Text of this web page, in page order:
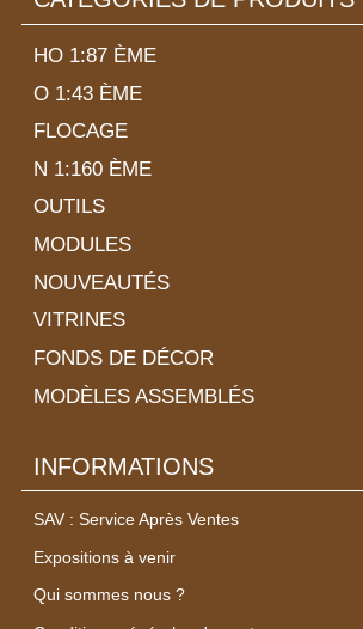
HO 1:87 ÈME
O 1:43 ÈME
FLOCAGE
N 1:160 ÈME
OUTILS
MODULES
NOUVEAUTÉS
VITRINES
FONDS DE DÉCOR
MODÈLES ASSEMBLÉS
INFORMATIONS
SAV : Service Après Ventes
Expositions à venir
Qui sommes nous ?